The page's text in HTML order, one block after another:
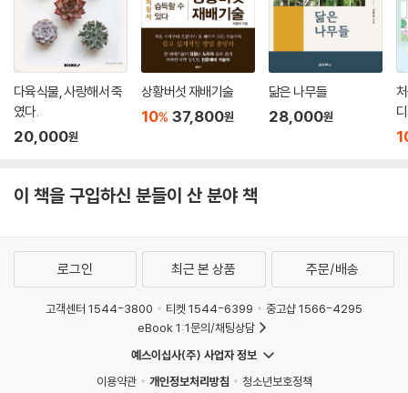
다육식물, 사랑해서 죽
였다.
20,000원
상황버섯 재배기술
10% 37,800원
닮은 나무들
28,000원
이 책을 구입하신 분들이 산 분야 책
로그인 최근 본 상품 주문/배송
고객센터 1544-3800 티켓 1544-6399
중고샵 1566-4295
eBook 1:1문의/채팅상담
예스이십사(주) 사업자 정보
이용약관
개인정보처리방침
청소년보호정책